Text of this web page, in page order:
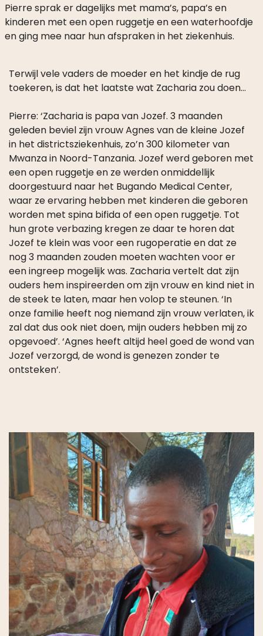
Pierre sprak er dagelijks met mama’s, papa’s en
kinderen met een open ruggetje en een waterhoofdje
en ging mee naar hun afspraken in het ziekenhuis.
Terwijl vele vaders de moeder en het kindje de rug
toekeren, is dat het laatste wat Zacharia zou doen…
Pierre: ‘Zacharia is papa van Jozef. 3 maanden
geleden beviel zijn vrouw Agnes van de kleine Jozef
in het districtsziekenhuis, zo’n 300 kilometer van
Mwanza in Noord-Tanzania. Jozef werd geboren met
een open ruggetje en ze werden onmiddellijk
doorgestuurd naar het Bugando Medical Center,
waar ze ervaring hebben met kinderen die geboren
worden met spina bifida of een open ruggetje. Tot
hun grote verbazing kregen ze daar te horen dat
Jozef te klein was voor een rugoperatie en dat ze
nog 3 maanden zouden moeten wachten voor er
een ingreep mogelijk was. Zacharia vertelt dat zijn
ouders hem inspireerden om zijn vrouw en kind niet in
de steek te laten, maar hen volop te steunen. ‘In
onze familie heeft nog niemand zijn vrouw verlaten, ik
zal dat dus ook niet doen, mijn ouders hebben mij zo
opgevoed’. ‘Agnes heeft altijd heel goed de wond van
Jozef verzorgd, de wond is genezen zonder te
ontsteken’.